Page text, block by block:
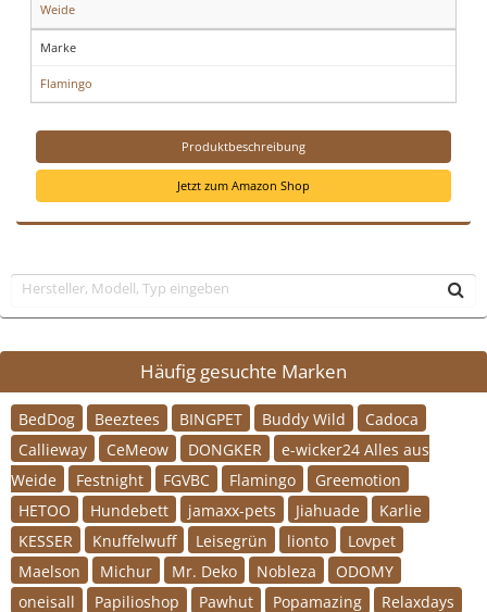
Weide
Marke
Flamingo
Produktbeschreibung
Jetzt zum Amazon Shop
Häufig gesuchte Marken
BedDog Beeztees BINGPET Buddy Wild
Cadoca
Callieway
CeMeow DONGKER
e-wicker24 Alles aus
Weide
Festnight FGVBC Flamingo
Greemotion
HETOO
Hundebett jamaxx-pets Jiahuade
Karlie
KESSER
Knuffelwuff Leisegrün lionto
Lovpet
Maelson
Michur Mr. Deko Nobleza
ODOMY
oneisall
Papilioshop Pawhut Popamazing
Relaxdays